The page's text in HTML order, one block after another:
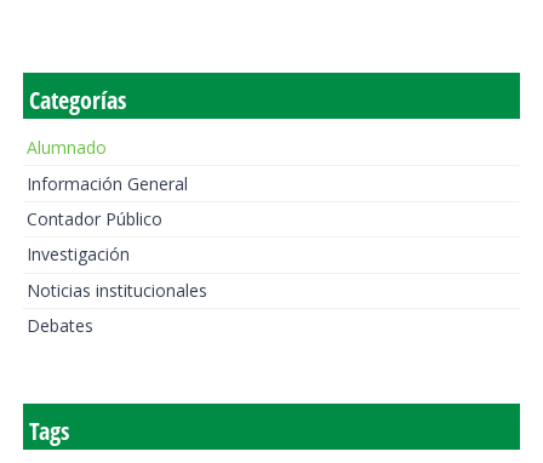
Categorías
Alumnado
Información General
Contador Público
Investigación
Noticias institucionales
Debates
Tags